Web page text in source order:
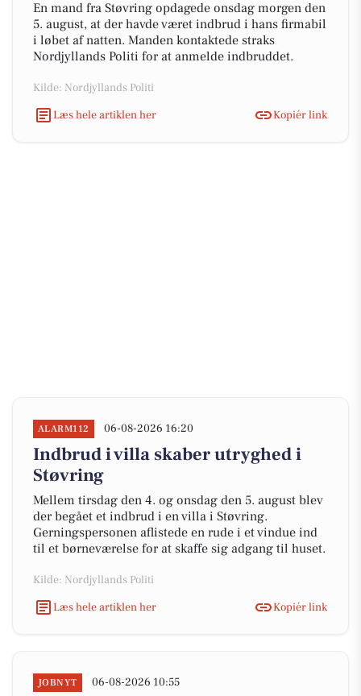
En mand fra Støvring opdagede onsdag morgen den
5. august, at der havde været indbrud i hans firmabil
i løbet af natten. Manden kontaktede straks
Nordjyllands Politi for at anmelde indbruddet.
Kilde: Nordjyllands Politi
Læs hele artiklen her
Kopiér link
ALARM112 06-08-2026 16:20
Indbrud i villa skaber utryghed i
Støvring
Mellem tirsdag den 4. og onsdag den 5. august blev
der begået et indbrud i en villa i Støvring.
Gerningspersonen aflistede en rude i et vindue ind
til et børneværelse for at skaffe sig adgang til huset.
Kilde: Nordjyllands Politi
Læs hele artiklen her
Kopiér link
JOBNYT 06-08-2026 10:55